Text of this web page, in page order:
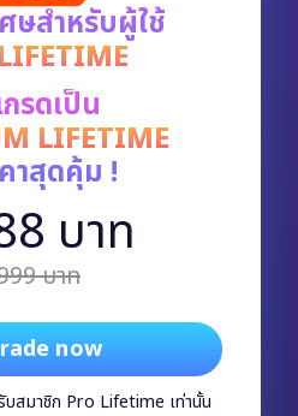
ษสำหรับผู้ใช้
รดเป็น
LIFETIME
าสุดคุ้ม !
บาท
บาท
now
บสมาชิก Pro Lifetime เท่านั้น